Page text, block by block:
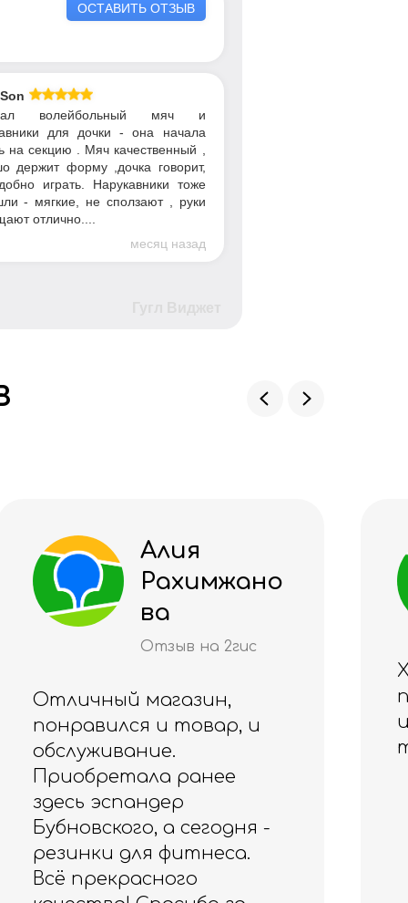
ОСТАВИТЬ ОТЗЫВ
волейбольный мяч и
для дочки - она начала
на секцию . Мяч качественный ,
держит форму ,дочка говорит,
играть. Нарукавники тоже
- мягкие, не сползают , руки
отлично....
месяц назад
Жанат
приветливый персонал
и большой выбор
товаров